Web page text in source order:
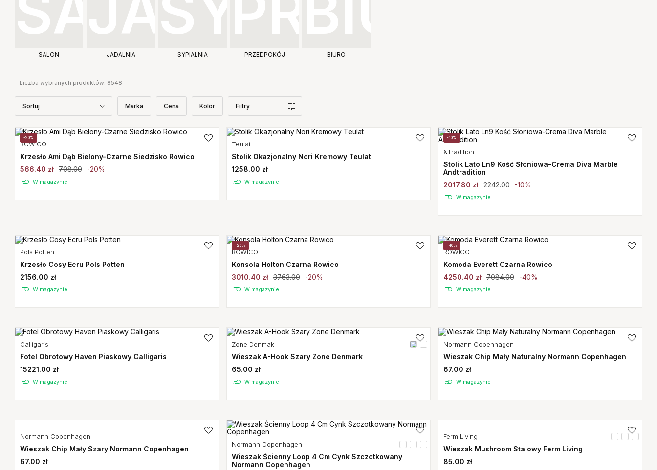
SALON JADALNIA SYPIALNIA PRZEDPOKÓJ BIURO
Liczba wybranych produktów: 8548
Sortuj Marka Cena Kolor Filtry
-20%
ROWICO
Krzesło Ami Dąb Bielony-Czarne Siedzisko Rowico
566.40 zł 708.00 -20%
W magazynie
Teulat
Stolik Okazjonalny Nori Kremowy Teulat
1258.00 zł
W magazynie
-10%
&Tradition
Stolik Lato Ln9 Kość Słoniowa-Crema Diva Marble
Andtradition
2017.80 zł 2242.00 -10%
W magazynie
Pols Potten
Krzesło Cosy Ecru Pols Potten
2156.00 zł
W magazynie
-20%
ROWICO
Konsola Holton Czarna Rowico
3010.40 zł 3763.00 -20%
W magazynie
-40%
ROWICO
Komoda Everett Czarna Rowico
4250.40 zł 7084.00 -40%
W magazynie
Calligaris
Fotel Obrotowy Haven Piaskowy Calligaris
15221.00 zł
W magazynie
Zone Denmak
Wieszak A-Hook Szary Zone Denmark
65.00 zł
W magazynie
Normann Copenhagen
Wieszak Chip Mały Naturalny Normann Copenhagen
67.00 zł
W magazynie
Normann Copenhagen
Wieszak Chip Mały Szary Normann Copenhagen
67.00 zł
Normann Copenhagen
Wieszak Ścienny Loop 4 Cm Cynk Szczotkowany
Normann Copenhagen
Ferm Living
Wieszak Mushroom Stalowy Ferm Living
85.00 zł